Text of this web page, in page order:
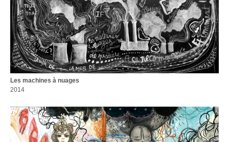
Les machines à nuages
2014